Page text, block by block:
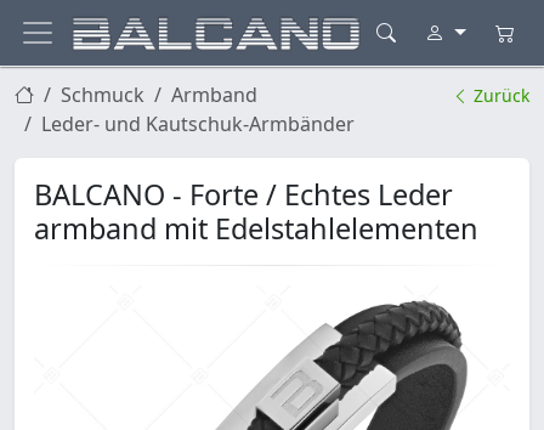
Schmuck
Armband
Leder- und Kautschuk-Armbänder
Zurück
BALCANO - Forte / Echtes Leder
armband mit Edelstahlelementen